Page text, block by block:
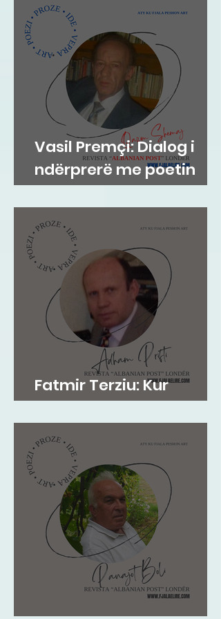
Vasil Premçi: Dialog i
ndërprerë me poetin
Qazim Shemaj
Fatmir Terziu: Kur
mirësia është në gen